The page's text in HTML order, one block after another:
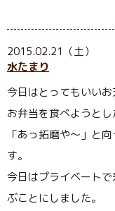
2015.02.21（土）
水たまり
今日はとってもいい
お弁当を食べようとし
「あっ拓磨や〜」と
す。
今日はプライベート
ぶことにしました。